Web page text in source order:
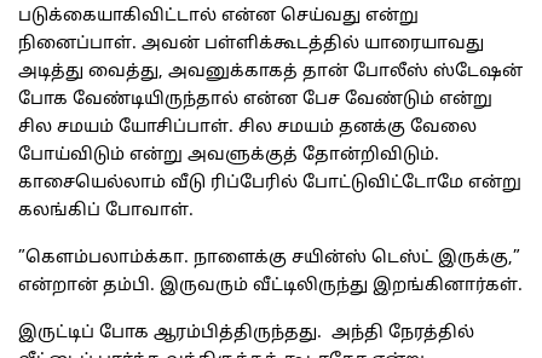
படுக்கையாகிவிட்டால் என்ன செய்வது என்று
நினைப்பாள். அவன் பள்ளிக்கூடத்தில் யாரையாவது
அடித்து வைத்து, அவனுக்காகத் தான் போலீஸ் ஸ்டேஷன்
போக வேண்டியிருந்தால் என்ன பேச வேண்டும் என்று
சில சமயம் யோசிப்பாள். சில சமயம் தனக்கு வேலை
போய்விடும் என்று அவளுக்குத் தோன்றிவிடும்.
காசையெல்லாம் வீடு ரிப்பேரில் போட்டுவிட்டோமே என்று
கலங்கிப் போவாள்.
”கெளம்பலாம்க்கா. நாளைக்கு சயின்ஸ் டெஸ்ட் இருக்கு,”
என்றான் தம்பி. இருவரும் வீட்டிலிருந்து இறங்கினார்கள்.
இருட்டிப் போக ஆரம்பித்திருந்தது. அந்தி நேரத்தில்